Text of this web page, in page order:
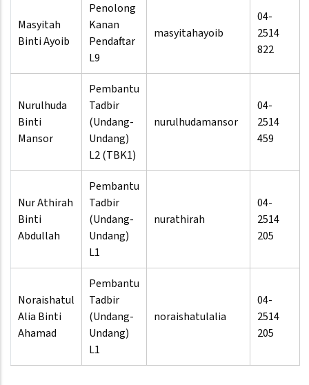
Masyitah
Binti Ayoib
Penolong
Kanan
Pendaftar
L9
masyitahayoib
04-
2514
822
Nurulhuda
Binti
Mansor
Pembantu
Tadbir
(Undang-
Undang)
L2 (TBK1)
nurulhudamansor
04-
2514
459
Nur Athirah
Binti
Abdullah
Pembantu
Tadbir
(Undang-
Undang)
L1
nurathirah
04-
2514
205
Noraishatul
Alia Binti
Ahamad
Pembantu
Tadbir
(Undang-
Undang)
L1
noraishatulalia
04-
2514
205